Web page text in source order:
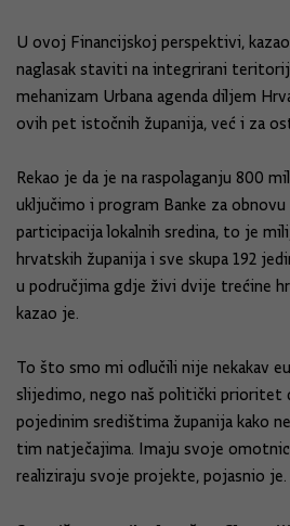
U ovoj Financijskoj perspektivi,
naglasak staviti na integrirani
mehanizam Urbana agenda diljem
ovih pet istočnih županija, već i za
Rekao je da je na raspolaganju 800
uključimo i program Banke za obnovu
participacija lokalnih sredina, to je
hrvatskih županija i sve skupa 192
u područjima gdje živi dvije trećine
kazao je.
To što smo mi odlučili nije nekakav
slijedimo, nego naš politički prioritet
pojedinim središtima županija kako
tim natječajima. Imaju svoje
realiziraju svoje projekte, pojasnio je.